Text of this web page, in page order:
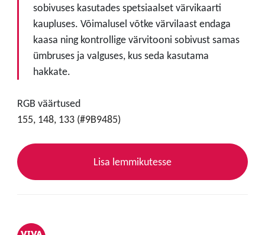
sobivuses kasutades spetsiaalset värvikaarti
kaupluses. Võimalusel võtke värvilaast endaga
kaasa ning kontrollige värvitooni sobivust samas
ümbruses ja valguses, kus seda kasutama
hakkate.
RGB väärtused
155, 148, 133 (#9B9485)
Lisa lemmikutesse